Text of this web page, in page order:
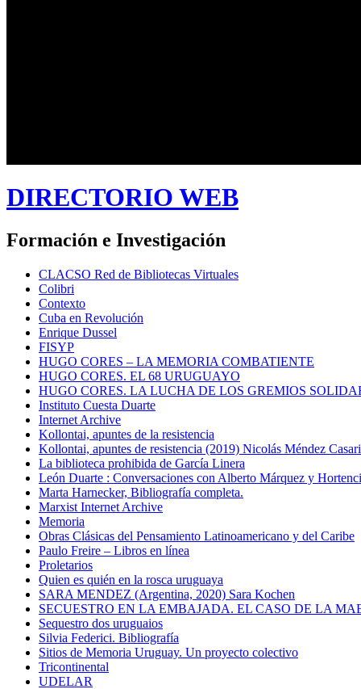
DIRECTORIO WEB
Formación e Investigación
CLACSO Red de Bibliotecas Virtuales
Colibri
Contexto
Cuba en Revolución
Enrique Dussel
FISYP
HUGO CORES – LA MEMORIA COMBATIENTE
HUGO CORES. EL 68 URUGUAYO
HUGO CORES. LA LUCHA DE LOS GREMIOS
Instituto Cuesta Duarte
Internet Archive
Kollontai, apuntes de la resistencia
Kollontai, apuntes de resistencia (2019) Nicolás Méndez
La biblioteca prohibida de García Linera
León Duarte : Conversaciones con Alberto Márquez y
Marta Harnecker, Bibliografía completa.
Marxist Internet Archive
Memoria
Obras Clásicas del Pensamiento Latinoamericano y del Caribe
Paulo Freire – Libros en línea
Proletarios
Quien es quién en la rosca uruguaya
SARA MENDEZ (Argentina, 2020) Sara Kochen
SECUESTRO EN LA EMBAJADA. EL CASO DE LA
Sequestro dos uruguaios
Silvia Federici. Bibliografía
Sitios de Memoria Uruguay. Un proyecto colectivo
Tricontinental
UDELAR